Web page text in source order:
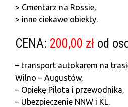
> Cmentarz na Rossie,
> inne ciekawe obiekty.
CENA: 200,00 zł od
– transport autokarem na
Wilno – Augustów,
– Opiekę Pilota i przewodnika,
– Ubezpieczenie NNW i KL.